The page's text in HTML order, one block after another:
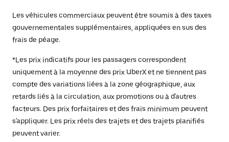
Les véhicules commerciaux peuvent être soumis à des taxes
gouvernementales supplémentaires, appliquées en sus des
frais de péage.
*Les prix indicatifs pour les passagers correspondent
uniquement à la moyenne des prix UberX et ne tiennent pas
compte des variations liées à la zone géographique, aux
retards liés à la circulation, aux promotions ou à d'autres
facteurs. Des prix forfaitaires et des frais minimum peuvent
s'appliquer. Les prix réels des trajets et des trajets planifiés
peuvent varier.